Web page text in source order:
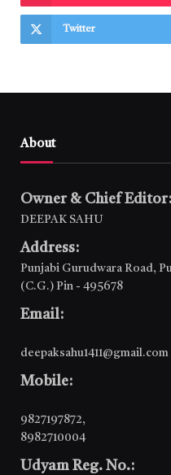
Twitter
About
Owner & Chief Editor:
DEEPAK SAHU
Address:
Punjabi Gurudwara Road,
(C.G.) Pin - 495678
Email:
deepaksahu1411@gmail.com
Mobile:
9827197872,
8982710004
Udyam Reg. No.: